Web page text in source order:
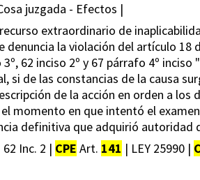
juzgada - Efectos |
extraordinario de
denuncia la violación del artículo
62 inciso 2º y 67 párrafo 4º
si de las constancias de la causa
de la acción en orden a
momento en que intentó el
definitiva que adquirió autoridad
Inc. 2 | CPE Art. 141 | LEY 25990 |